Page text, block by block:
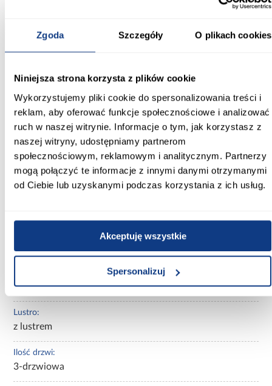
Zgoda Szczegóły O plikach cookies
Niniejsza strona korzysta z plików cookie
Wykorzystujemy pliki cookie do spersonalizowania treści i
reklam, aby oferować funkcje społecznościowe i analizować
ruch w naszej witrynie. Informacje o tym, jak korzystasz z
naszej witryny, udostępniamy partnerom
społecznościowym, reklamowym i analitycznym. Partnerzy
mogą połączyć te informacje z innymi danymi otrzymanymi
od Ciebie lub uzyskanymi podczas korzystania z ich usług.
Akceptuję wszystkie
Spersonalizuj
Informacje Transport Informacje o
180.00
Głębokość [cm]:
45.00
Wysokość [cm]:
beżowe
Lustro:
z lustrem
Ilość drzwi:
3-drzwiowa